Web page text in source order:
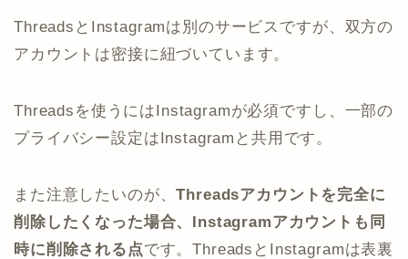
ThreadsとInstagramは別のサービスですが、双方の
アカウントは密接に紐づいています。
Threadsを使うにはInstagramが必須ですし、一部の
プライバシー設定はInstagramと共用です。
また注意したいのが、Threadsアカウントを完全に
削除したくなった場合、Instagramアカウントも同
時に削除される点です。ThreadsとInstagramは表裏